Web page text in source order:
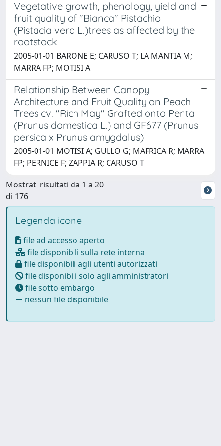
Vegetative growth, phenology, yield and
fruit quality of "Bianca" Pistachio
(Pistacia vera L.)trees as affected by the
rootstock
2005-01-01 BARONE E; CARUSO T; LA MANTIA M;
MARRA FP; MOTISI A
Relationship Between Canopy
Architecture and Fruit Quality on Peach
Trees cv. "Rich May" Grafted onto Penta
(Prunus domestica L.) and GF677 (Prunus
persica x Prunus amygdalus)
2005-01-01 MOTISI A; GULLO G; MAFRICA R; MARRA
FP; PERNICE F; ZAPPIA R; CARUSO T
Mostrati risultati da 1 a 20
di 176
Legenda icone
file ad accesso aperto
file disponibili sulla rete interna
file disponibili agli utenti autorizzati
file disponibili solo agli amministratori
file sotto embargo
nessun file disponibile